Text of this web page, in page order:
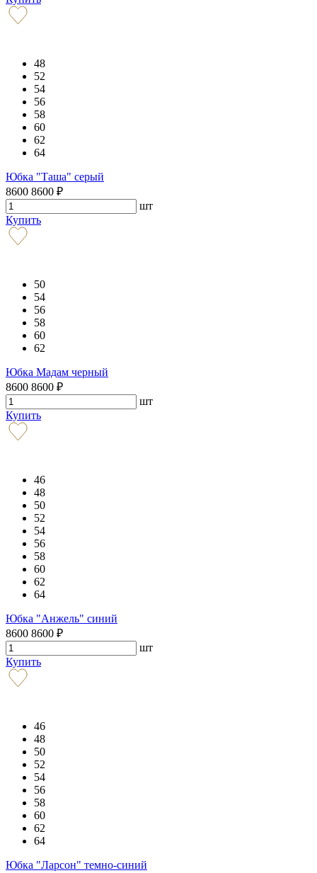
48
52
54
56
58
60
62
64
Юбка "Таша" серый
8600 8600 ₽
шт
Купить
50
54
56
58
60
62
Юбка Мадам черный
8600 8600 ₽
шт
Купить
46
48
50
52
54
56
58
60
62
64
Юбка "Анжель" синий
8600 8600 ₽
шт
Купить
46
48
50
52
54
56
58
60
62
64
Юбка "Ларсон" темно-синий